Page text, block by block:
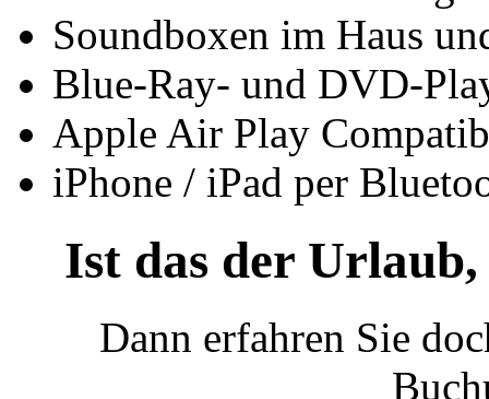
Soundboxen im Haus
Blue-Ray- und DVD-
Apple Air Play
iPhone / iPad per
Ist das der Urlaub,
Dann erfahren Sie